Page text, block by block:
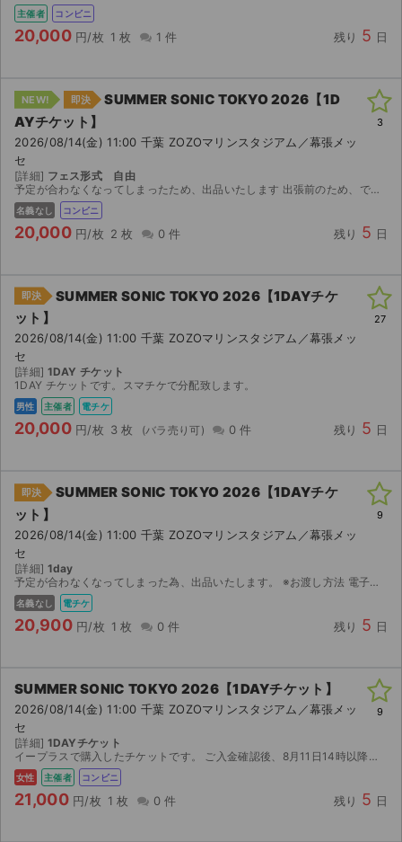
主催者 コンビニ
20,000 円/枚 1 枚 1 件 残り 5 日
NEW! 即決
SUMMER SONIC TOKYO 2026【1D
AYチケット】
2026/08/14(金) 11:00 千葉 ZOZOマリンスタジアム／幕張メッ
セ
[詳細] フェス形式 自由
予定が合わなくなってしまったため、出品いたします 出張前のため、できるだけ早めのご対応を希望します(応談） チケットぴあで購入したチケットです 「引換票番号」 をお渡ししますので、 セブ...
名義なし コンビニ
20,000 円/枚 2 枚 0 件 残り 5 日
3
即決
SUMMER SONIC TOKYO 2026【1DAYチケ
ット】
2026/08/14(金) 11:00 千葉 ZOZOマリンスタジアム／幕張メッ
セ
[詳細] 1DAY チケット
1DAY チケットです。スマチケで分配致します。
男性 主催者 電チケ
20,000 円/枚 3 枚 0 件 残り 5 日
27
即決
SUMMER SONIC TOKYO 2026【1DAYチケ
ット】
2026/08/14(金) 11:00 千葉 ZOZOマリンスタジアム／幕張メッ
セ
[詳細] 1day
予定が合わなくなってしまった為、出品いたします。 ※お渡し方法 電子チケット（イープラス）にて分配いたします。 分配可能になり次第、取引連絡にてURLをお送りします。 チケット表示され次第...
名義なし 電チケ
20,900 円/枚 1 枚 0 件 残り 5 日
9
SUMMER SONIC TOKYO 2026【1DAYチケット】
2026/08/14(金) 11:00 千葉 ZOZOマリンスタジアム／幕張メッ
セ
[詳細] 1DAYチケット
イープラスで購入したチケットです。 ご入金確認後、8月11日14時以降にセブンイレブンでの発券番号をお伝えします。 発券の際に店頭発券手数料165円を別途お支払いください。
女性 主催者 コンビニ
21,000 円/枚 1 枚 0 件 残り 5 日
9